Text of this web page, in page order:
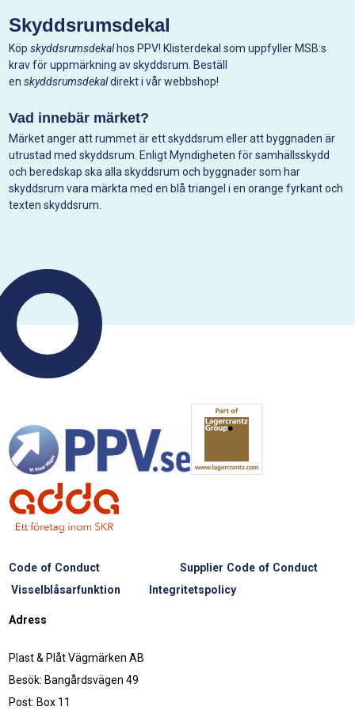
Skyddsrumsdekal
Köpskyddsrumsdekal hos PPV! Klisterdekal som uppfyller MSB:s
krav för uppmärkning av skyddsrum. Beställ
enskyddsrumsdekaldirekt i vår webbshop!
Vad innebär märket?
Märket anger att rummet är ett skyddsrum eller att byggnaden är
utrustad med skyddsrum. Enligt Myndigheten för samhällsskydd
och beredskap ska alla skyddsrum och byggnader som har
skyddsrum vara märkta med en blå triangel i en orange fyrkant och
texten skyddsrum.
Code of Conduct
Supplier Code of Conduct
Visselblåsarfunktion
Integritetspolicy
Adress
Plast & Plåt Vägmärken AB
Besök: Bangårdsvägen 49
Post: Box 11